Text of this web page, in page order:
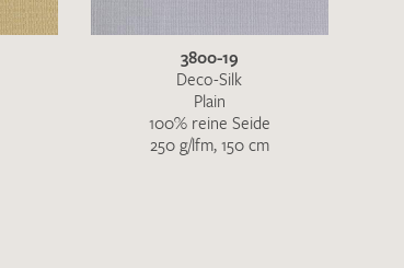
3800-19
Deco-Silk
Plain
100% reine Seide
250 g/lfm, 150 cm